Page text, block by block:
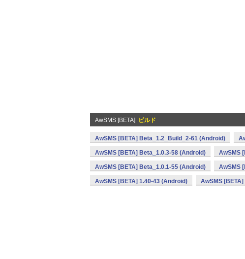
AwSMS [BETA] ビルド
AwSMS [BETA] Beta_1.2_Build_2-61 (Android)
AwSMS [BETA] Beta_1.0.3-58 (Android) AwSMS
AwSMS [BETA] Beta_1.0.1-55 (Android) AwSMS
AwSMS [BETA] 1.40-43 (Android) AwSMS